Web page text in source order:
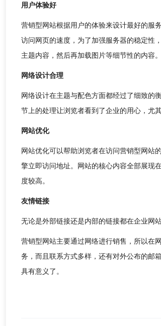
用户体验好
营销型网站根据用户的体验来设计最好的服
访问网页的速度，为了加强服务器的稳定性
主题内容，然后再加载图片等细节性的内容
网络设计合理
网络设计在主题与配色方面都经过了细致的
节上的处理让浏览者看到了企业的用心，尤
网站优化
网站优化可以帮助浏览者在访问营销型网站
擎立即访问地址。网站的核心内容全部展现
度较高。
友情链接
无论是外部链接还是内部的链接都在企业网
营销型网站主要通过网络进行销售，所以在
务，而且联系方式多样，还有对外公布的邮
具有意义了。